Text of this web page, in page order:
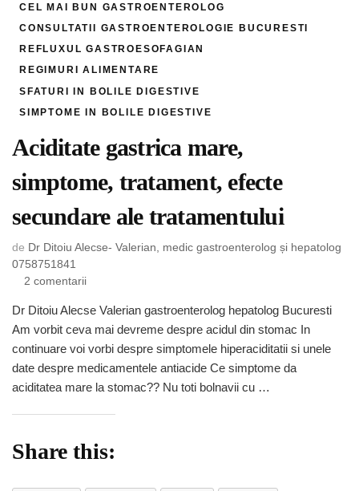
CEL MAI BUN GASTROENTEROLOG
CONSULTATII GASTROENTEROLOGIE BUCURESTI
REFLUXUL GASTROESOFAGIAN
REGIMURI ALIMENTARE
SFATURI IN BOLILE DIGESTIVE
SIMPTOME IN BOLILE DIGESTIVE
Aciditate gastrica mare,
simptome, tratament, efecte
secundare ale tratamentului
de Dr Ditoiu Alecse- Valerian, medic gastroenterolog și hepatolog
0758751841
2 comentariila
gastrica
mare,
simptome,
tratament,
efecte
ale
Dr Ditoiu Alecse Valerian gastroenterolog hepatolog Bucuresti
Am vorbit ceva mai devreme despre acidul din stomac In
continuare voi vorbi despre simptomele hiperaciditatii si unele
date despre medicamentele antiacide Ce simptome da
aciditatea mare la stomac?? Nu toti bolnavii cu …
Share this: